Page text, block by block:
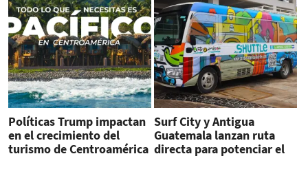
Políticas Trump impactan
en el crecimiento del
turismo de Centroamérica
Surf City y Antigua
Guatemala lanzan ruta
directa para potenciar el